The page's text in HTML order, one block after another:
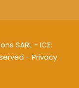
SARL - ICE:
- Privacy